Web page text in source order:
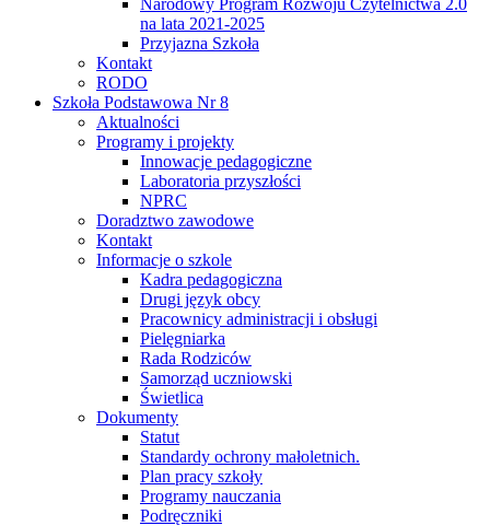
Narodowy Program Rozwoju Czytelnictwa 2.0
na lata 2021-2025
Przyjazna Szkoła
Kontakt
RODO
Szkoła Podstawowa Nr 8
Aktualności
Programy i projekty
Innowacje pedagogiczne
Laboratoria przyszłości
NPRC
Doradztwo zawodowe
Kontakt
Informacje o szkole
Kadra pedagogiczna
Drugi język obcy
Pracownicy administracji i obsługi
Pielęgniarka
Rada Rodziców
Samorząd uczniowski
Świetlica
Dokumenty
Statut
Standardy ochrony małoletnich.
Plan pracy szkoły
Programy nauczania
Podręczniki